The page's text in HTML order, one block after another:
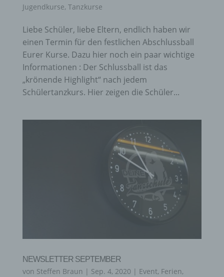
Jugendkurse, Tanzkurse
Liebe Schüler, liebe Eltern, endlich haben wir
einen Termin für den festlichen Abschlussball
Eurer Kurse. Dazu hier noch ein paar wichtige
Informationen : Der Schlussball ist das
„krönende Highlight“ nach jedem
Schülertanzkurs. Hier zeigen die Schüler...
NEWSLETTER SEPTEMBER
von Steffen Braun | Sep. 4, 2020 | Event, Ferien,